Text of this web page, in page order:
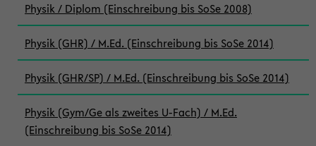
Physik / Diplom (Einschreibung bis SoSe 2008)
Physik (GHR) / M.Ed. (Einschreibung bis SoSe 2014)
Physik (GHR/SP) / M.Ed. (Einschreibung bis SoSe 2014)
Physik (Gym/Ge als zweites U-Fach) / M.Ed.
(Einschreibung bis SoSe 2014)